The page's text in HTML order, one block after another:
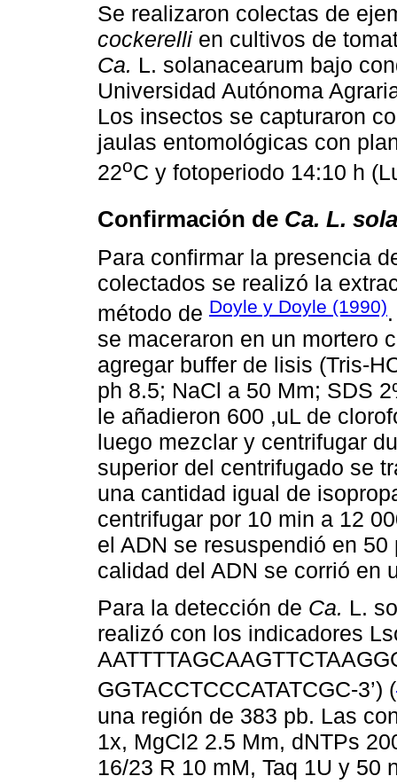
Se realizaron colectas de
cockerelli en cultivos de
Ca. L. solanacearum bajo
Universidad Autónoma
Los insectos se capturaron
jaulas entomológicas con
22oC y fotoperiodo 14:10 h
Confirmación de Ca. L.
Para confirmar la presencia
colectados se realizó la
método de Doyle y Doyle (1990)
se maceraron en un mortero
agregar buffer de lisis (Tris-
ph 8.5; NaCl a 50 Mm; SDS
le añadieron 600 ,uL de
luego mezclar y centrifugar
superior del centrifugado se
una cantidad igual de
centrifugar por 10 min a 12
el ADN se resuspendió en 50
calidad del ADN se corrió en
Para la detección de Ca. L.
realizó con los indicadores
GGTACCTCCCATATCGC-3’) (
una región de 383 pb. Las
1x, MgCl2 2.5 Mm, dNTPs
16/23 R 10 mM, Taq 1U y 50